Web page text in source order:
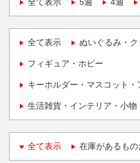
全て表示 ぬいぐるみ・ク
フィギュア・ホビー
キーホルダー・マスコット・
生活雑貨・インテリア・小物
全て表示 在庫があるも